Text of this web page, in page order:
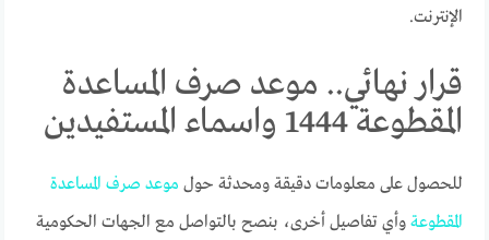
الإنترنت.
قرار نهائي.. موعد صرف المساعدة
المقطوعة 1444 واسماء المستفيدين
للحصول على معلومات دقيقة ومحدثة حول موعد صرف المساعدة
المقطوعة وأي تفاصيل أخرى، بنصح بالتواصل مع الجهات الحكومية